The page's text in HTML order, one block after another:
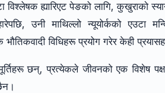
विश्लेषक ह्यारिएट पेङको लागि, कुखुराको
उनी माथिल्लो न्यूयोर्कको
भौतिकवादी विधिहरू प्रयोग गरेर केही
छन्, प्रत्येकले जीवनको एक विशेष